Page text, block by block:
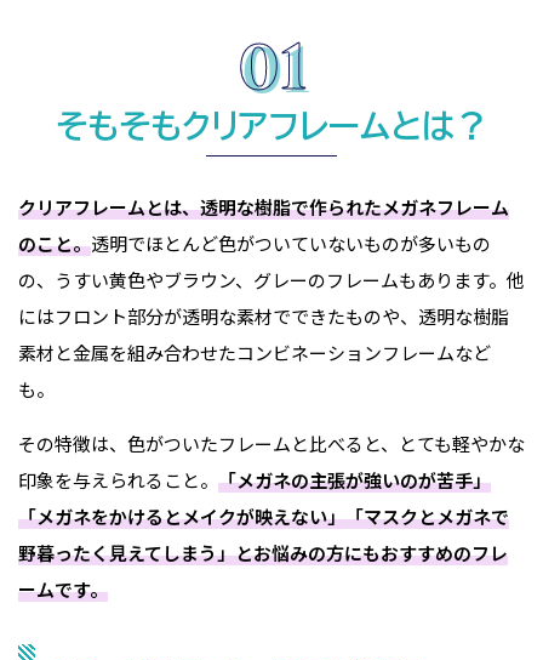
そもそもクリアフレームとは？
クリアフレームとは、透明な樹脂で作られたメガネフレーム
のこと。透明でほとんど色がついていないものが多いもの
の、うすい黄色やブラウン、グレーのフレームもあります。他
にはフロント部分が透明な素材でできたものや、透明な樹脂
素材と金属を組み合わせたコンビネーションフレームなど
も。
その特徴は、色がついたフレームと比べると、とても軽やかな
印象を与えられること。 「メガネの主張が強いのが苦手」
「メガネをかけるとメイクが映えない」「マスクとメガネで
野暮ったく見えてしまう」とお悩みの方にもおすすめのフレ
ームです。